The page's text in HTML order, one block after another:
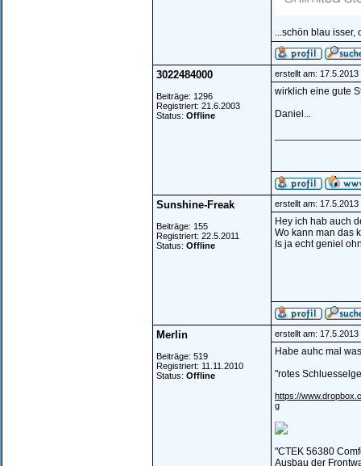
...schön blau isser,
3022484000
Beiträge: 1296
Registriert: 21.6.2003
Status: Offline
erstellt am: 17.5.2013
wirklich eine gute
Daniel...
Sunshine-Freak
Beiträge: 155
Registriert: 22.5.2011
Status: Offline
erstellt am:
Hey ich hab auch
Wo kann man das
Is ja echt geniel
Merlin
Beiträge: 519
Registriert: 11.11.2010
Status: Offline
erstellt am:
Habe auhc mal
"rotes
https://
g
"CTEK 56380
Ausbau der